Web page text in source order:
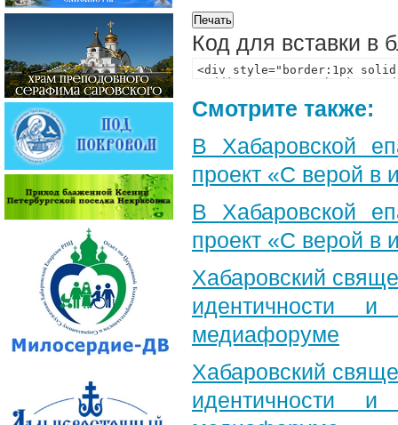
Код для вставки в
Смотрите также:
В Хабаровской
проект «С верой в
В Хабаровской
проект «С верой в
Хабаровский
идентичности
медиафоруме
Хабаровский
идентичности